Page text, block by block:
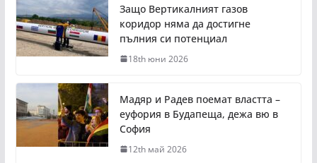
Защо Вертикалният газов
коридор няма да достигне
пълния си потенциал
18th юни 2026
Мадяр и Радев поемат властта –
еуфория в Будапеща, дежа вю в
София
12th май 2026